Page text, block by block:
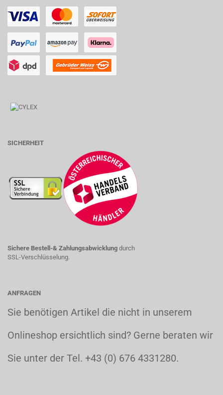
SICHERHEIT
Sichere Bestell-& Zahlungsabwicklung durch
SSL-Verschlüsselung.
ANFRAGEN
Sie benötigen Artikel die nicht in unserem
Onlineshop ersichtlich sind? Gerne beraten wir
Sie unter der Tel. +43 (0) 676 4331280.